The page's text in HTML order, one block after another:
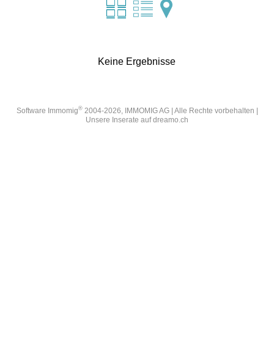
Keine Ergebnisse
Software Immomig®2004-2026, IMMOMIG AG | Alle Rechte vorbehalten |
Unsere Inserate aufdreamo.ch